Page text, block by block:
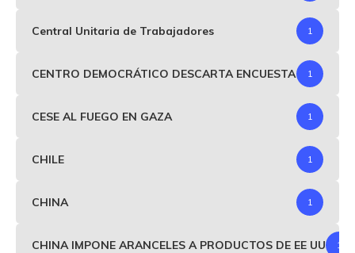
Central Unitaria de Trabajadores 1
CENTRO DEMOCRÁTICO DESCARTA ENCUESTA 1
CESE AL FUEGO EN GAZA 1
CHILE 1
CHINA 1
CHINA IMPONE ARANCELES A PRODUCTOS DE EE UU 1